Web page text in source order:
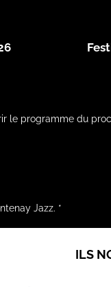
le programme du
Jazz. *
ILS